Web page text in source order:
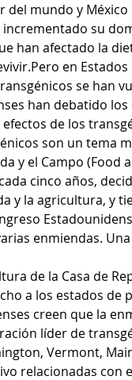
mundo y México
su
han afectado la
en
se han
han debatido los
de los
son un tema
y el Campo (Food
cinco años,
y la agricultura, y
enmiendas.
de la Casa de
a los estados de
creen que la
líder de
Vermont,
relacionadas con